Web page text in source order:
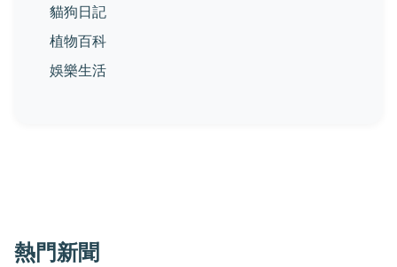
貓狗日記
植物百科
娛樂生活
熱門新聞